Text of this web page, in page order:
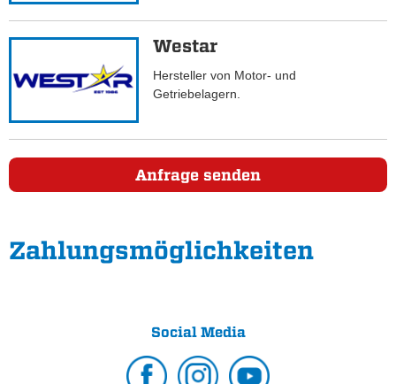
Westar
Hersteller von Motor- und
Getriebelagern.
Anfrage senden
Zahlungs­möglichkeiten
Social Media